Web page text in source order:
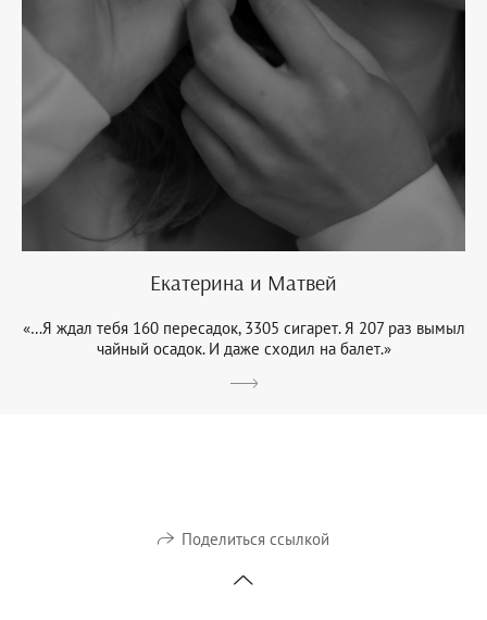
Екатерина и Матвей
«…Я ждал тебя 160 пересадок, 3305 сигарет. Я 207 раз вымыл
чайный осадок. И даже сходил на балет.»
Поделиться ссылкой